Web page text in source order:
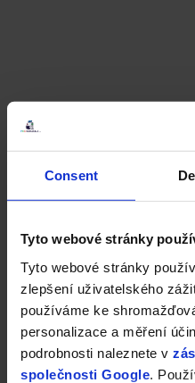
Consent
Tyto webové stránky
Tyto webové stránky
zlepšení uživatelského
používáme ke
personalizace a měření
podrobnosti naleznete v
společnosti Google .